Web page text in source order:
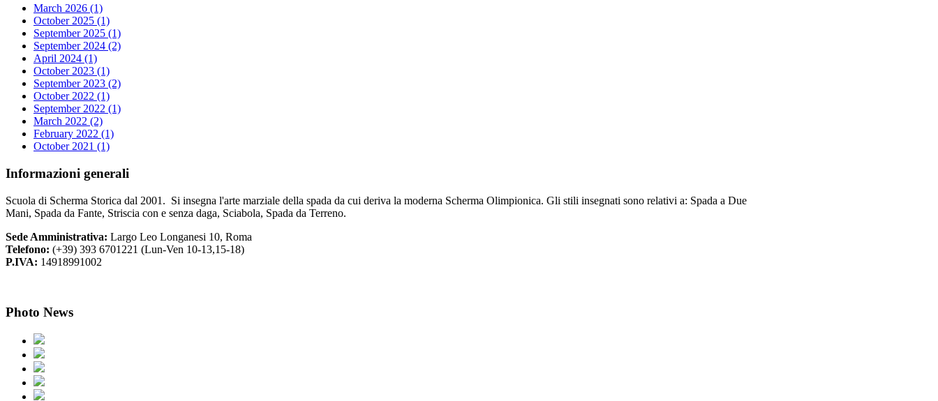
March 2026 (1)
October 2025 (1)
September 2025 (1)
September 2024 (2)
April 2024 (1)
October 2023 (1)
September 2023 (2)
October 2022 (1)
September 2022 (1)
March 2022 (2)
February 2022 (1)
October 2021 (1)
Informazioni generali
Scuola di Scherma Storica dal 2001. Si insegna l'arte marziale della spada da cui deriva la moderna Scherma Olimpionica. Gli stili insegnati sono relativi a: Spada a Due
Mani, Spada da Fante, Striscia con e senza daga, Sciabola, Spada da Terreno.
Sede Amministrativa: Largo Leo Longanesi 10, Roma
Telefono: (+39) 393 6701221 (Lun-Ven 10-13,15-18)
P.IVA: 14918991002
Photo News